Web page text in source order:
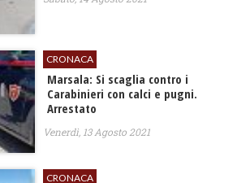
CRONACA
Marsala: Si scaglia contro i
Carabinieri con calci e pugni.
Arrestato
Venerdì, 13 Agosto 2021
CRONACA